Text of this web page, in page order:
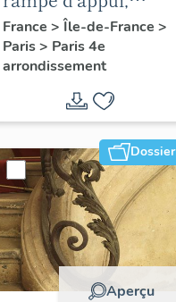
escalier de la maison
à porte cochère dite
hôtel Charpentier
(non étudié)
France > Île-de-France >
Paris> Paris 4e
arrondissement
Dossier
Aperçu